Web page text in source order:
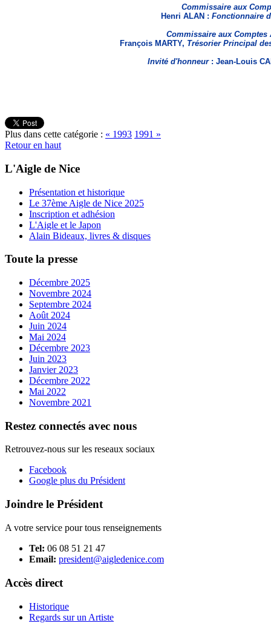
Commissaire aux
Henri ALAN : Fonctionnaire
Commissaire aux Comptes
François MARTY, Trésorier Principal
Invité d'honneur : Jean-Louis
Plus dans cette catégorie : « 1993 1991 »
Retour en haut
L'Aigle de Nice
Présentation et historique
Le 37ème Aigle de Nice 2025
Inscription et adhésion
L'Aigle et le Japon
Alain Bideaux, livres & disques
Toute la presse
Décembre 2025
Novembre 2024
Septembre 2024
Août 2024
Juin 2024
Mai 2024
Décembre 2023
Juin 2023
Janvier 2023
Décembre 2022
Mai 2022
Novembre 2021
Restez connectés avec nous
Retrouvez-nous sur les reseaux sociaux
Facebook
Google plus du Président
Joindre le Président
A votre service pour tous renseignements
Tel: 06 08 51 21 47
Email: president@aigledenice.com
Accès direct
Historique
Regards sur un Artiste